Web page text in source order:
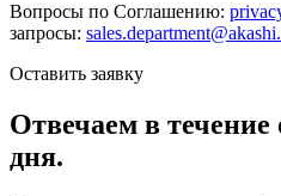
Вопросы по Соглашению:
запросы:
Оставить заявку
Отвечаем в течение
дня.